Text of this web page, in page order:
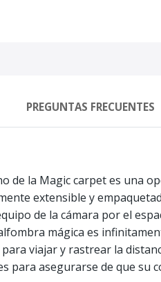
PREGUNTAS FRECUENTES
de la Magic carpet es una
extensible y
de la cámara por el
mágica es
viajar y rastrear la
para asegurarse de que